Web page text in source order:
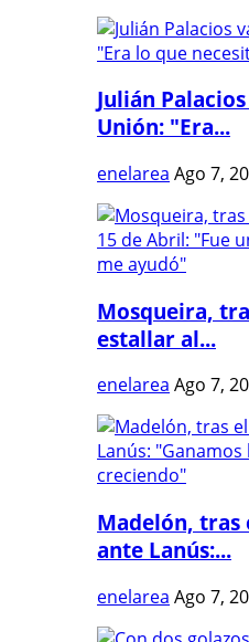
Julián
Unión: "Era...
enelarea Ago 7,
Mosqueira,
estallar al...
enelarea Ago 7,
Madelón,
ante Lanús:...
enelarea Ago 7,